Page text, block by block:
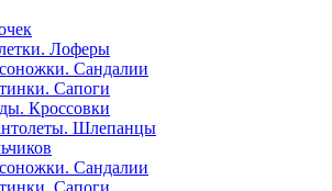
Лоферы
Сандалии
Сапоги
Кроссовки
Шлепанцы
Сандалии
Сапоги